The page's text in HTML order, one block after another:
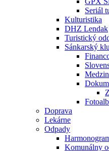
Seriál
Kulturistika
DHZ Lendak
Turistický
Sánkarský
Doprava
Lekárne
Odpady
Komunálny